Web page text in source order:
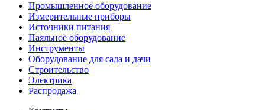
Промышленное оборудование
Измерительные приборы
Источники питания
Паяльное оборудование
Инструменты
Оборудование для сада и дачи
Строительство
Электрика
Распродажа